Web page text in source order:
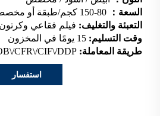
السعة： 80-150 كجم/طبقة أو مخصص
التعبئة والتغليف: فيلم فقاعي وكرتون
وقت التسليم: 15 يومًا في المخزون
طريقة المعاملة: CFR\/CIF\/DDP
استفسار